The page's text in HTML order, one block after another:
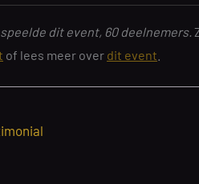
dit event, 60 deelnemers.
of lees meer over dit event